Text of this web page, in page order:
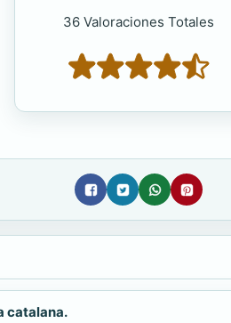
36 Valoraciones Totales
catalana.